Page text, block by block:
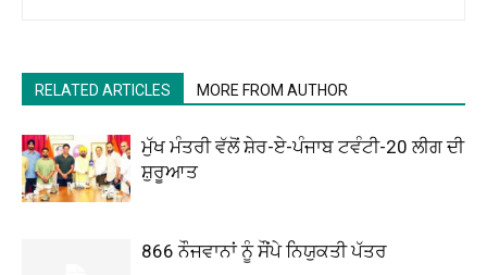
RELATED ARTICLES MORE FROM AUTHOR
ਮੁੱਖ ਮੰਤਰੀ ਵੱਲੋਂ ਸ਼ੇਰ-ਏ-ਪੰਜਾਬ ਟਵੰਟੀ-20 ਲੀਗ ਦੀ
ਸ਼ੁਰੂਆਤ
866 ਨੌਜਵਾਨਾਂ ਨੂੰ ਸੌਂਪੇ ਨਿਯੁਕਤੀ ਪੱਤਰ